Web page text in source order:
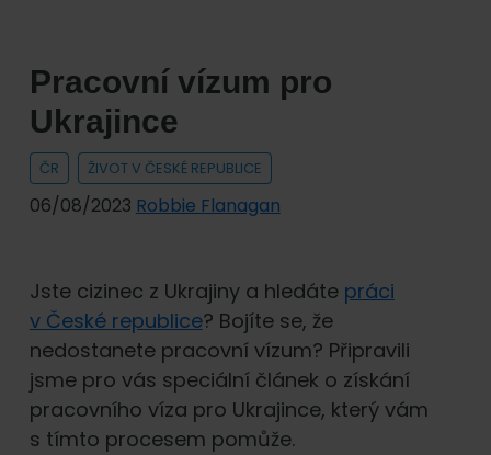
Pracovní vízum pro
Ukrajince
ČR ŽIVOT V ČESKÉ REPUBLICE
06/08/2023 Robbie Flanagan
Jste cizinec z Ukrajiny a hledáte práci
v České republice? Bojíte se, že
nedostanete pracovní vízum? Připravili
jsme pro vás speciální článek o získání
pracovního víza pro Ukrajince, který vám
s tímto procesem pomůže.